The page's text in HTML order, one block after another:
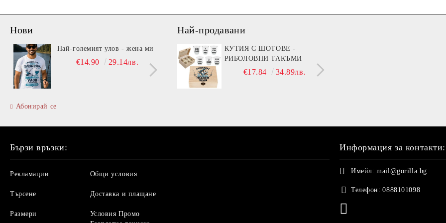
Нови
Най-големият улов - жена ми
€14.90 29.14лв.
Витамин B (Beer)
€13.90 27.19лв.
Абонирай се
Най-продавани
КУТИЯ С ШОТОВЕ -
РИБОЛОВНИ ТАКЪМИ
€17.84 34.89лв.
Бързи връзки:
Рекламации
Търсене
Размери
Общи условия
Доставка и плащане
Условия Промо
Информация за контакти:
Имейл: mail@gorilla.bg
Телефон: 0888101098